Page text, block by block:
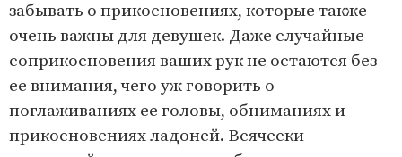
забывать о прикосновениях, которые также
очень важны для девушек. Даже случайные
соприкосновения ваших рук не остаются без
ее внимания, чего уж говорить о
поглаживаниях ее головы, обниманиях и
прикосновениях ладоней. Всячески